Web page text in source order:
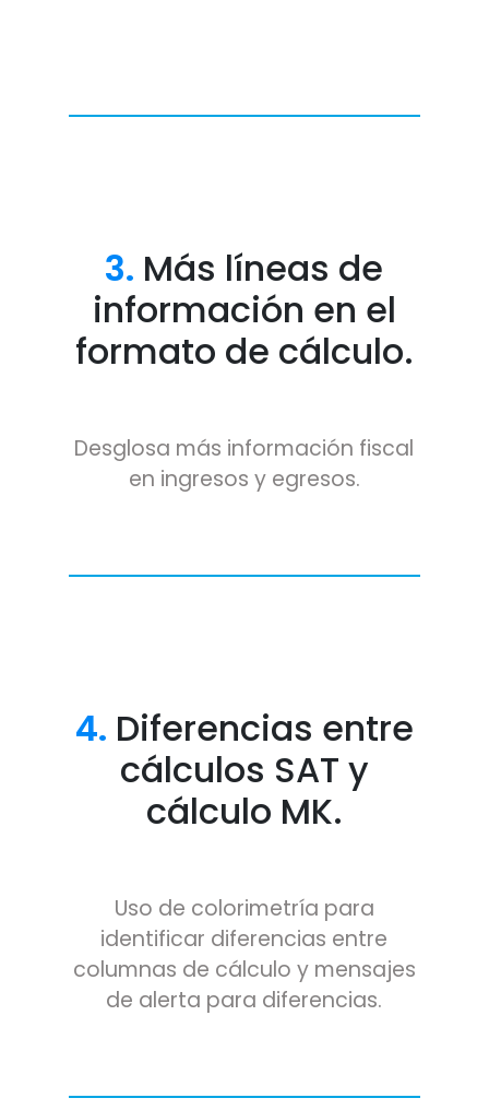
3. Más líneas de
información en el
formato de cálculo.
Desglosa más información fiscal
en ingresos y egresos.
4. Diferencias entre
cálculos SAT y
cálculo MK.
Uso de colorimetría para
identificar diferencias entre
columnas de cálculo y mensajes
de alerta para diferencias.